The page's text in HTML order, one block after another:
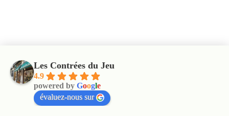
Les Contrées du Jeu
4.9
powered by Google
évaluez-nous sur